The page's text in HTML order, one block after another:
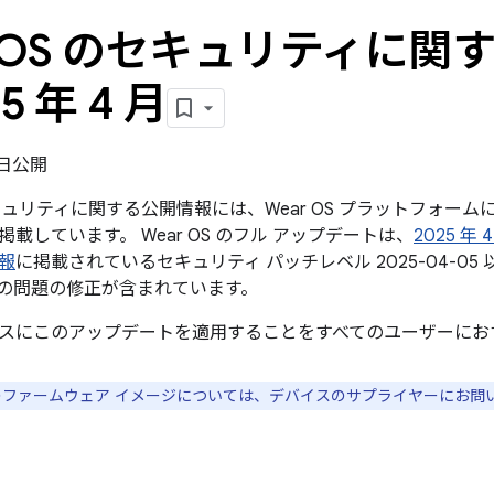
のセキュリティに関
年 4 月
公開
リティに関する公開情報には、Wear OS プラットフォーム
載しています。 Wear OS のフル アップデートは、 2025 年
に掲載されているセキュリティ パッチレベル 2025-04-05
問題の修正が含まれています。
にこのアップデートを適用することをすべてのユーザーに
ァームウェア イメージについては、デバイスのサプライヤーにお問